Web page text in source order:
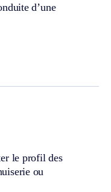
d’une
le profil des
ou